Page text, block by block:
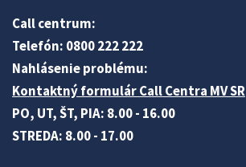
Call centrum:
Telefón: 0800 222 222
Nahlásenie problému:
Kontaktný formulár Call Centra MV SR
PO, UT, ŠT, PIA: 8.00 - 16.00
STREDA: 8.00 - 17.00